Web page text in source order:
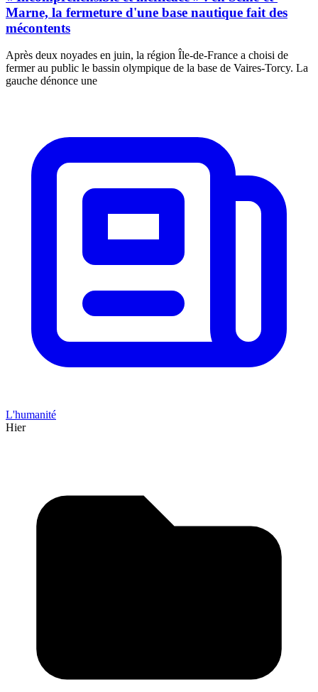
Marne, la fermeture d'une base nautique fait des
mécontents
Après deux noyades en juin, la région Île-de-France a choisi de
fermer au public le bassin olympique de la base de Vaires-Torcy. La
gauche dénonce une
L'humanité
Hier